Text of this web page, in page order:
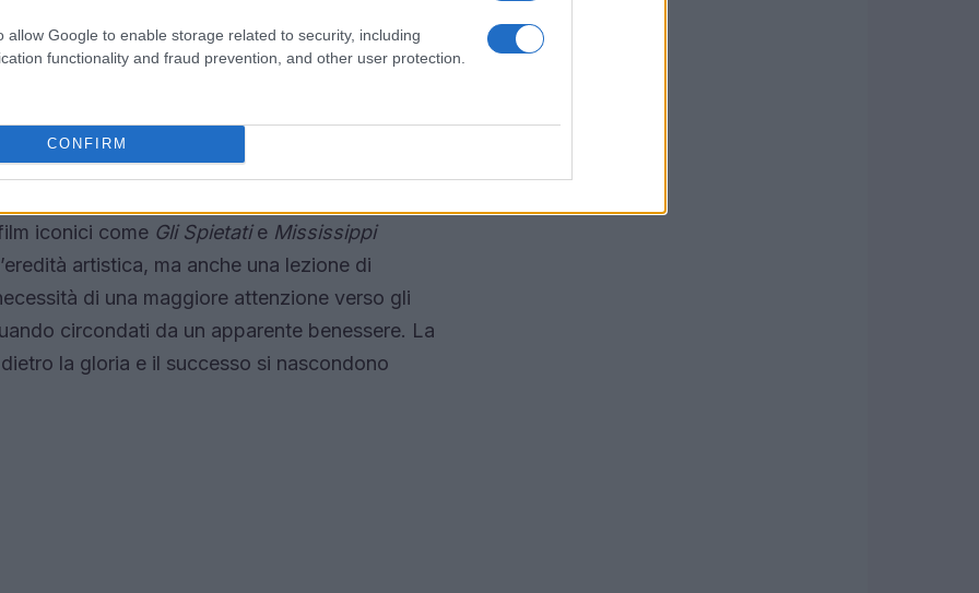
allow Google to enable storage related to security, including
functionality and fraud prevention, and other user protection.
CONFIRM
hanno mantenuto le distanze, rispettando la
riflettori. La tragica fine di Hackman e Betsy
e sull’importanza di prestare attenzione a
una situazione di abbandono.
iconici come Gli Spietatie Mississippi
artistica, ma anche una lezione di
di una maggiore attenzione verso gli
circondati da un apparente benessere. La
la gloria e il successo si nascondono